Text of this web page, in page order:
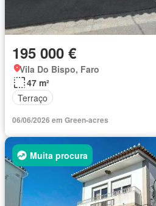
195 000 €
Vila Do Bispo, Faro
47 m²
Terraço
06/06/2026 em Green-acres
Muita procura